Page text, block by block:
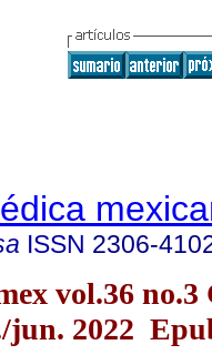
ISSN 2306-
vol.36 no.3
jun. 2022